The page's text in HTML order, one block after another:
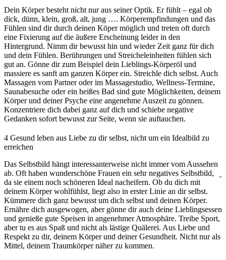
Dein Körper besteht nicht nur aus seiner Optik. Er fühlt – egal ob
dick, dünn, klein, groß, alt, jung …. Körperempfindungen und das
Fühlen sind dir durch deinen Köper möglich und treten oft durch
eine Fixierung auf die äußere Erscheinung leider in den
Hintergrund. Nimm dir bewusst hin und wieder Zeit ganz für dich
und dein Fühlen. Berührungen und Streicheleinheiten fühlen sich
gut an. Gönne dir zum Beispiel dein Lieblings-Körperöl und
massiere es sanft am ganzen Körper ein. Streichle dich selbst. Auch
Massagen vom Partner oder im Massagestudio, Wellness-Termine,
Saunabesuche oder ein heißes Bad sind gute Möglichkeiten, deinem
Körper und deiner Psyche eine angenehme Auszeit zu gönnen.
Konzentriere dich dabei ganz auf dich und schiebe negative
Gedanken sofort bewusst zur Seite, wenn sie auftauchen.
4 Gesund leben aus Liebe zu dir selbst, nicht um ein Idealbild zu
erreichen
Das Selbstbild hängt interessanterweise nicht immer vom Aussehen
ab. Oft haben wunderschöne Frauen ein sehr negatives Selbstbild,
da sie einem noch schöneren Ideal nacheifern. Ob du dich mit
deinem Körper wohlfühlst, liegt also in erster Linie an dir selbst.
Kümmere dich ganz bewusst um dich selbst und deinen Körper.
Ernähre dich ausgewogen, aber gönne dir auch deine Lieblingsessen
und genieße gute Speisen in angenehmer Atmosphäre. Treibe Sport,
aber tu es aus Spaß und nicht als lästige Quälerei. Aus Liebe und
Respekt zu dir, deinem Körper und deiner Gesundheit. Nicht nur als
Mittel, deinem Traumkörper näher zu kommen.